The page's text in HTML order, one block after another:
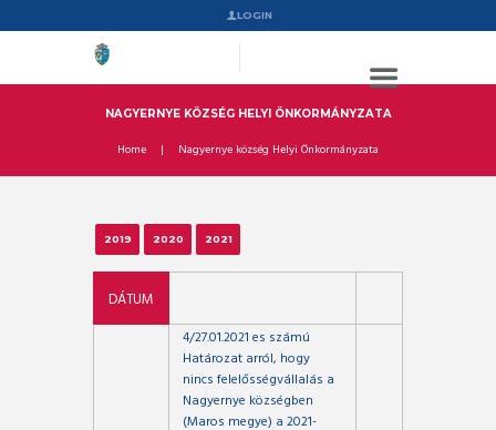
LOGIN
NAGYERNYE KÖZSÉG HELYI ÖNKORMÁNYZATA
Home Nagyernye község Helyi Önkormányzata
2019 2020 2021
DÁTUM
4/27.01.2021 es számú
Határozat arról, hogy
nincs felelősségvállalás a
Nagyernye községben
(Maros megye) a 2021-